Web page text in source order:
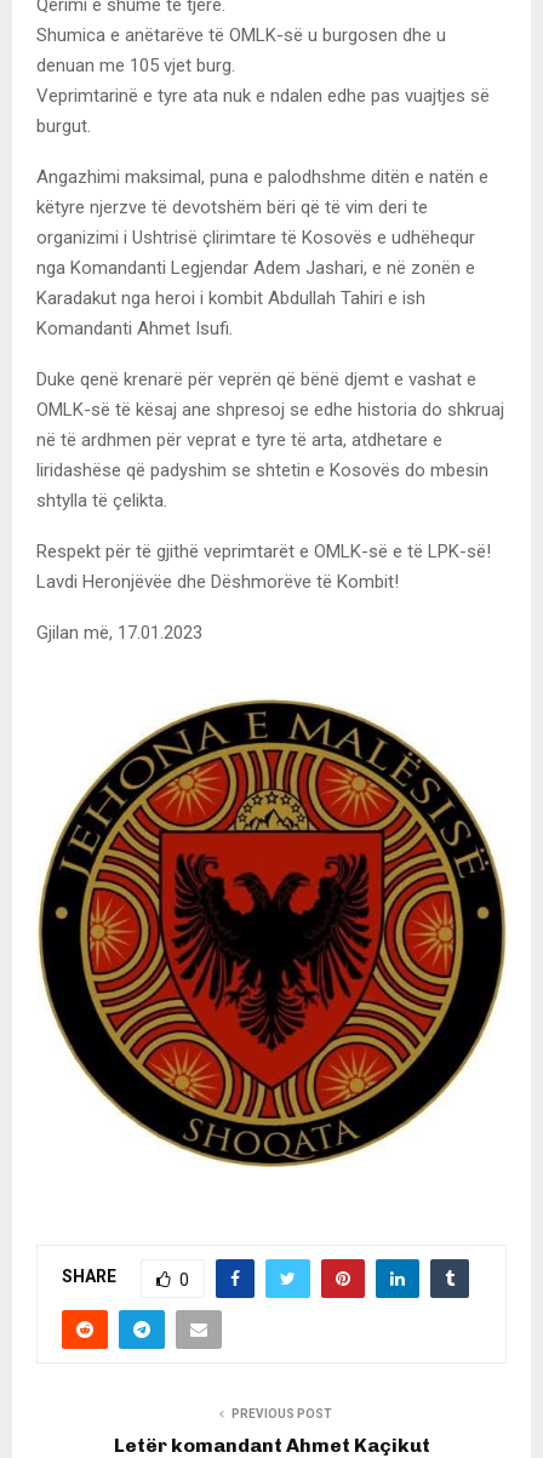
Shumica e anëtarëve të OMLK-së u burgosen dhe u
denuan me 105 vjet burg.
Veprimtarinë e tyre ata nuk e ndalen edhe pas vuajtjes së
burgut.
Angazhimi maksimal, puna e palodhshme ditën e natën e
këtyre njerzve të devotshëm bëri që të vim deri te
organizimi i Ushtrisë çlirimtare të Kosovës e udhëhequr
nga Komandanti Legjendar Adem Jashari, e në zonën e
Karadakut nga heroi i kombit Abdullah Tahiri e ish
Komandanti Ahmet Isufi.
Duke qenë krenarë për veprën që bënë djemt e vashat e
OMLK-së të kësaj ane shpresoj se edhe historia do shkruaj
në të ardhmen për veprat e tyre të arta, atdhetare e
liridashëse që padyshim se shtetin e Kosovës do mbesin
shtylla të çelikta.
Respekt për të gjithë veprimtarët e OMLK-së e të LPK-së!
Lavdi Heronjëvëe dhe Dëshmorëve të Kombit!
Gjilan më, 17.01.2023
SHARE 0
PREVIOUS POST
Letër komandant Ahmet Kaçikut